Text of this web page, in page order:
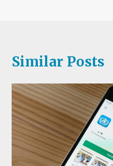
Similar Posts